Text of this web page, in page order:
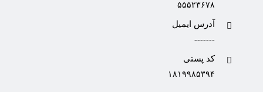
۵۵۵۲۳۶۷۸
آدرس ایمیل
-------
کد پستی
۱۸۱۹۹۸۵۳۹۴